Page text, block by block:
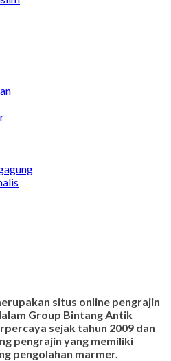
situs online pengrajin
Group Bintang Antik
sejak tahun 2009 dan
pengrajin yang memiliki
pengolahan marmer.